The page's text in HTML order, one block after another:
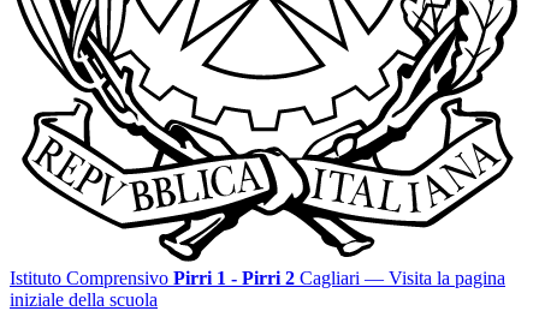
Istituto Comprensivo Pirri 1 - Pirri 2 Cagliari — Visita la pagina
iniziale della scuola